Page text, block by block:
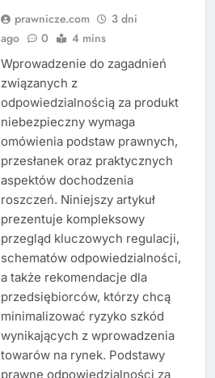
prawnicze.com
3 dni
ago
0 4 mins
Wprowadzenie do zagadnień
związanych z
odpowiedzialnością za produkt
niebezpieczny wymaga
omówienia podstaw prawnych,
przesłanek oraz praktycznych
aspektów dochodzenia
roszczeń. Niniejszy artykuł
prezentuje kompleksowy
przegląd kluczowych regulacji,
schematów odpowiedzialności,
a także rekomendacje dla
przedsiębiorców, którzy chcą
minimalizować ryzyko szkód
wynikających z wprowadzenia
towarów na rynek. Podstawy
prawne odpowiedzialności za